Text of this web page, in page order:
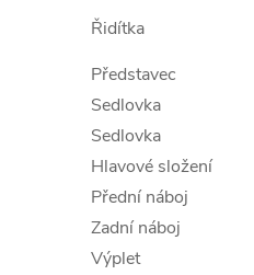
Řidítka
Představec
Sedlovka
Sedlovka
Hlavové složení
Přední náboj
Zadní náboj
Výplet